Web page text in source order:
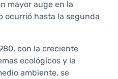
mayor auge en la
ocurrió hasta la segunda
con la creciente
ecológicos y la
ambiente, se